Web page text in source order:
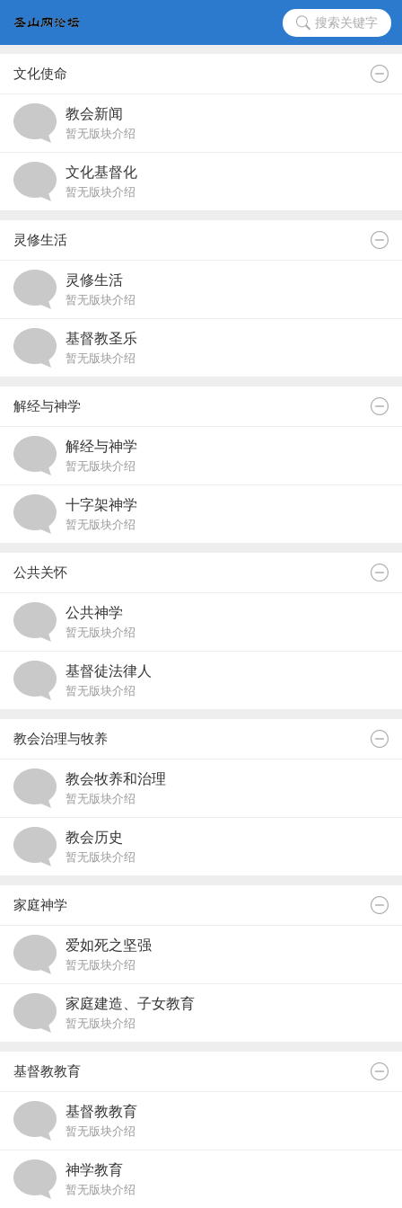
搜索关键字
文化使命
教会新闻
暂无版块介绍
文化基督化
暂无版块介绍
灵修生活
灵修生活
暂无版块介绍
基督教圣乐
暂无版块介绍
解经与神学
解经与神学
暂无版块介绍
十字架神学
暂无版块介绍
公共关怀
公共神学
暂无版块介绍
基督徒法律人
暂无版块介绍
教会治理与牧养
教会牧养和治理
暂无版块介绍
教会历史
暂无版块介绍
家庭神学
爱如死之坚强
暂无版块介绍
家庭建造、子女教育
暂无版块介绍
基督教教育
基督教教育
暂无版块介绍
神学教育
暂无版块介绍